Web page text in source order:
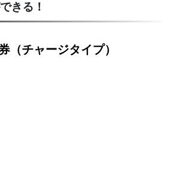
きる！
（チャージタイプ）